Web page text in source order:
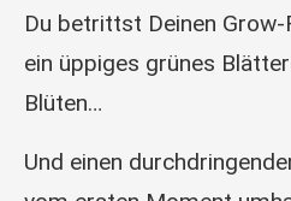
Du betrittst Deinen
ein üppiges grünes
Blüten…
Und einen